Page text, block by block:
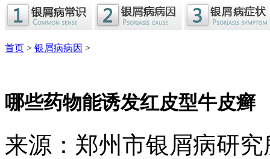
首页 > 银屑病病因 >
哪些药物能诱发红皮型牛皮癣
来源：郑州市银屑病研究